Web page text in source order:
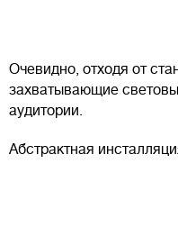
Очевидно, отходя от
захватывающие
аудитории.
Абстрактная